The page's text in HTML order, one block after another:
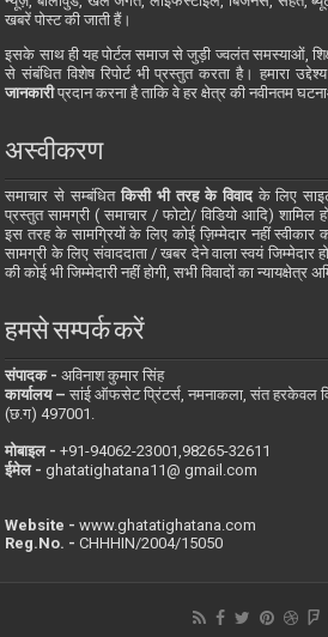
खबरें पोस्ट की जाती हैं।
इसके साथ ही यह पोर्टल समाज से जुड़ी ज्वलंत समस्याओं,
से संबंधित विशेष रिपोर्ट भी प्रस्तुत करता है। हमारा
जानकारीप्रदान करना है ताकि वे हर क्षेत्र की नवीनतम
अस्वीकरण
समाचार से सम्बंधितकिसी भी तरह के विवादके लिए
प्रस्तुत सामग्री ( समाचार / फोटो/ विडियो आदि) शामिल
इस तरह के सामग्रियों के लिए कोई ज़िम्मेदार नहीं स्वीकार
सामग्री के लिए संवाददाता / खबर देने वाला स्वयं जिम्मेदार
की कोई भी जिम्मेदारी नहीं होगी, सभी विवादों का न्यायक्षेत्र
हमसे सम्पर्क करें
संपादक -अविनाश कुमार सिंह
कार्यालय –सांई ऑफसेट प्रिंटर्स, नमनाकला, संत हरकेवल
(छ.ग) 497001.
मोबाइल - ‪+91-94062-23001‬,98265-32611
ईमेल -ghatatighatana11@ gmail.com
Website -www.ghatatighatana.com
Reg.No. -CHHHIN/2004/15050